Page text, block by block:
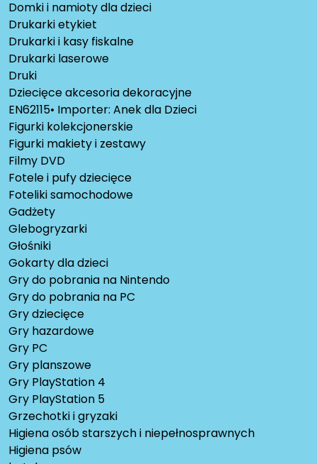
Domki i namioty dla dzieci
Drukarki etykiet
Drukarki i kasy fiskalne
Drukarki laserowe
Druki
Dziecięce akcesoria dekoracyjne
EN62115• Importer: Anek dla Dzieci
Figurki kolekcjonerskie
Figurki makiety i zestawy
Filmy DVD
Fotele i pufy dziecięce
Foteliki samochodowe
Gadżety
Glebogryzarki
Głośniki
Gokarty dla dzieci
Gry do pobrania na Nintendo
Gry do pobrania na PC
Gry dziecięce
Gry hazardowe
Gry PC
Gry planszowe
Gry PlayStation 4
Gry PlayStation 5
Grzechotki i gryzaki
Higiena osób starszych i niepełnosprawnych
Higiena psów